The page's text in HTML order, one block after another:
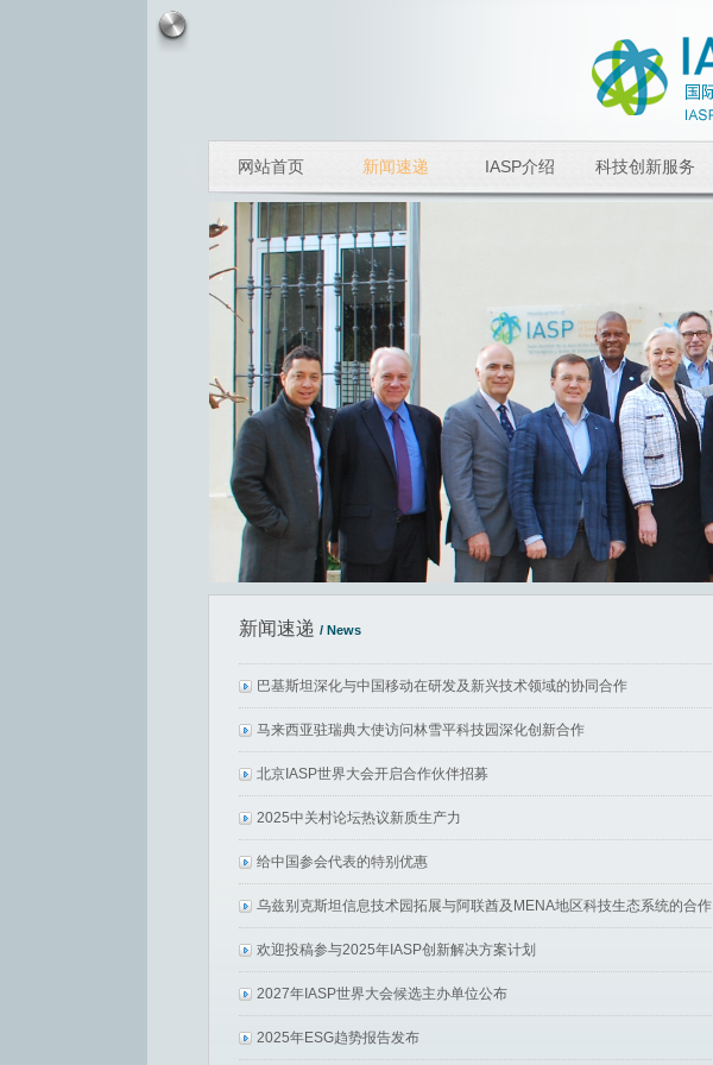
网站首页 新闻速递 IASP介绍 科技创新服务
新闻速递 / News
巴基斯坦深化与中国移动在研发及新兴技术领域的协同合作
马来西亚驻瑞典大使访问林雪平科技园深化创新合作
北京IASP世界大会开启合作伙伴招募
2025中关村论坛热议新质生产力
给中国参会代表的特别优惠
乌兹别克斯坦信息技术园拓展与阿联酋及MENA地区科技生态系统的合作
欢迎投稿参与2025年IASP创新解决方案计划
2027年IASP世界大会候选主办单位公布
2025年ESG趋势报告发布